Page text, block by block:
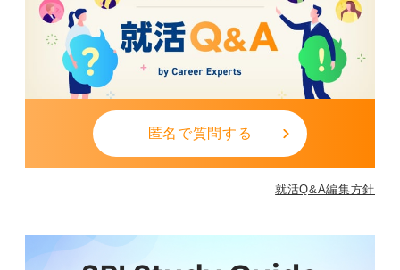
ー、さらにはイベントの企画や運営など、百貨店を中心
にさまざまな職種があるので、自分の目指す方向性を明
確にすることが大切です。
給与面に不安がある場合は、百貨店やショッピングセン
ターに出店しているアパレルブランドなどの販売スタッ
フという選択肢もあり、立ち仕事に不安があれば、ECサ
イトの運営やショッピングセンターを管理する不動産賃
貸業などもあります。
百官店にこだわらず、関連するほかの仕事も企業研究し
外商やEC展開を強化するなど新たなビジネスチャンスを
匿名で質問する
就活Q&A編集方針